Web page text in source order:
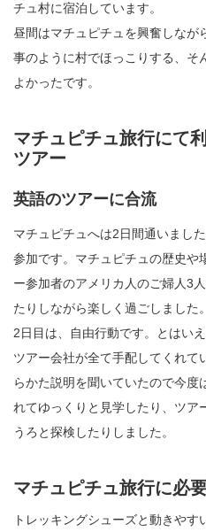
チュ村に宿泊しています。
昼間はマチュピチュを興奮しなが
事のように村でほっこりする、そ
よかったです。
マチュピチュ旅行にて
ツアー
英語のツアーに合流
マチュピチュへは2日間通いまし
参加です。マチュピチュの歴史や
ー参加者のアメリカ人のご婦人3
たりしながら楽しく過ごしました。
2日目は、自由行動です。とはい
ツアー会社が全て手配してくれて
らかた説明を聞いていたので今
れてゆっくりと見学したり、ツア
うろと探検したりしました。
マチュピチュ旅行に必
トレッキングシューズと動きや